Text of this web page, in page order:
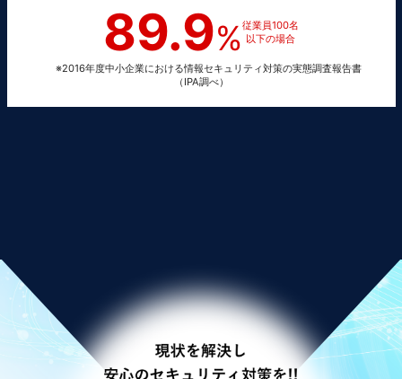
89.9%従業員100名
以下の場合
※2016年度中小企業における情報セキュリティ対策の実態調査報告書
（IPA調べ）